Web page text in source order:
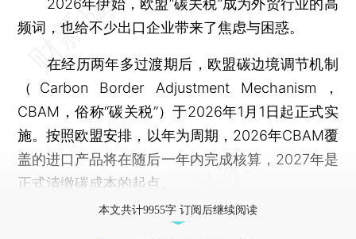
2026年伊始，欧盟“碳关税”成为外贸行业的高
频词，也给不少出口企业带来了焦虑与困惑。
在经历两年多过渡期后，欧盟碳边境调节机制
（Carbon Border Adjustment Mechanism，
CBAM，俗称“碳关税”）于2026年1月1日起正式实
施。按照欧盟安排，以年为周期，2026年CBAM覆
盖的进口产品将在随后一年内完成核算，2027年是
正式清缴碳成本的起点。
本文共计9955字 订阅后继续阅读